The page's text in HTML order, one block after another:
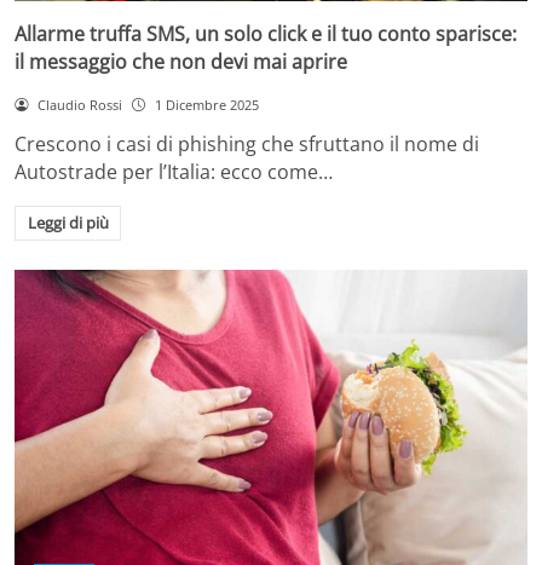
Allarme truffa SMS, un solo click e il tuo conto sparisce:
il messaggio che non devi mai aprire
Claudio Rossi 1 Dicembre 2025
Crescono i casi di phishing che sfruttano il nome di
Autostrade per l’Italia: ecco come…
Leggi di più